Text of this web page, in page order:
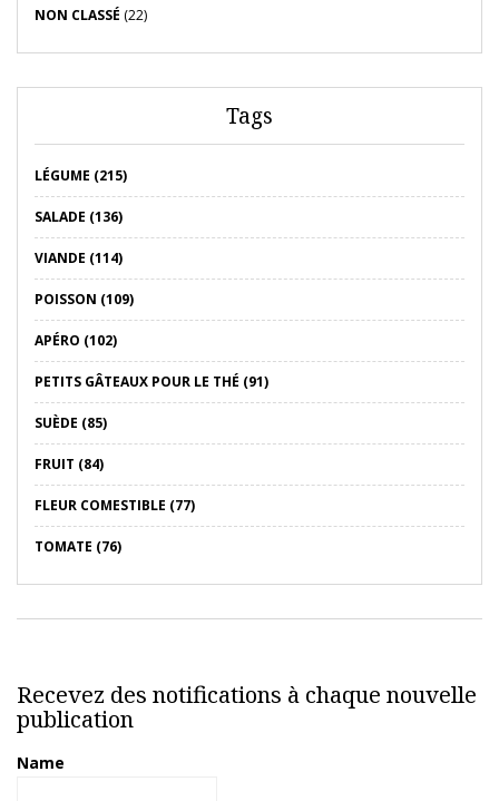
NON CLASSÉ (22)
Tags
LÉGUME (215)
SALADE (136)
VIANDE (114)
POISSON (109)
APÉRO (102)
PETITS GÂTEAUX POUR LE THÉ (91)
SUÈDE (85)
FRUIT (84)
FLEUR COMESTIBLE (77)
TOMATE (76)
Recevez des notifications à chaque nouvelle
publication
Name